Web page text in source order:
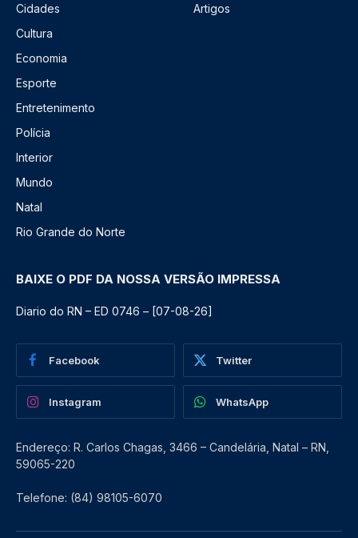
Cidades
Cultura
Economia
Esporte
Entretenimento
Polícia
Interior
Mundo
Natal
Rio Grande do Norte
Artigos
BAIXE O PDF DA NOSSA VERSÃO IMPRESSA
Diario do RN – ED 0746 – [07-08-26]
Facebook Twitter
Instagram WhatsApp
Endereço: R. Carlos Chagas, 3466 – Candelária, Natal – RN,
59065-220
Telefone: (84) 98105-6070